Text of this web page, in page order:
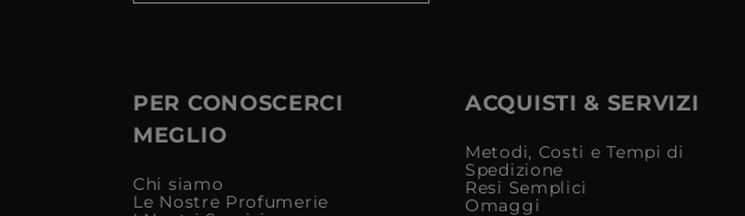
PER CONOSCERCI
MEGLIO
Chi siamo
Le Nostre Profumerie
ACQUISTI & SERVIZI
Metodi, Costi e Tempi di
Spedizione
Resi Semplici
Omaggi